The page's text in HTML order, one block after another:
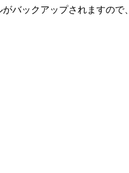
バックアップされますので、